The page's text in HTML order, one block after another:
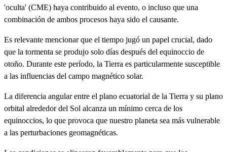
'oculta' (CME) haya contribuido al evento, o incluso que una
combinación de ambos procesos haya sido el causante.
Es relevante mencionar que el tiempo jugó un papel crucial, dado
que la tormenta se produjo solo días después del equinoccio de
otoño. Durante este período, la Tierra es particularmente susceptible
a las influencias del campo magnético solar.
La diferencia angular entre el plano ecuatorial de la Tierra y su plano
orbital alrededor del Sol alcanza un mínimo cerca de los
equinoccios, lo que provoca que nuestro planeta sea más vulnerable
a las perturbaciones geomagnéticas.